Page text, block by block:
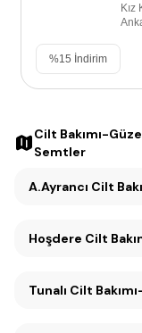
%15 İndirim
Cilt Bakımı-
Semtler
A.Ayrancı Cilt
Hoşdere Cilt
Tunalı Cilt